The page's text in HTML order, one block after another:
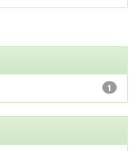
1